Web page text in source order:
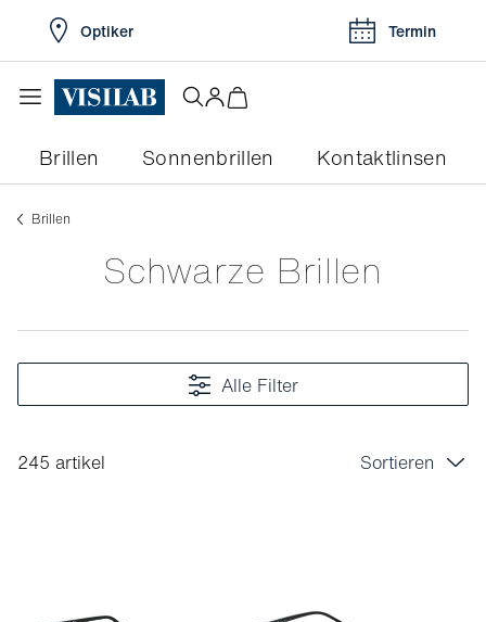
Optiker Termin
Brillen Sonnenbrillen Kontaktlinsen
Brillen
Schwarze Brillen
Alle Filter
245 artikel
Sortieren